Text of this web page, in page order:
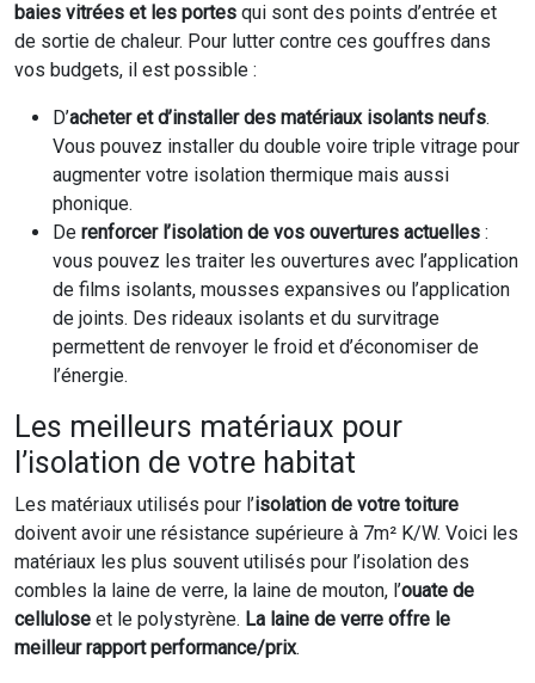
baies vitrées et les portes qui sont des points d’entrée et
de sortie de chaleur. Pour lutter contre ces gouffres dans
vos budgets, il est possible :
D’acheter et d’installer des matériaux isolants neufs.
Vous pouvez installer du double voire triple vitrage pour
augmenter votre isolation thermique mais aussi
phonique.
De renforcer l’isolation de vos ouvertures actuelles :
vous pouvez les traiter les ouvertures avec l’application
de films isolants, mousses expansives ou l’application
de joints. Des rideaux isolants et du survitrage
permettent de renvoyer le froid et d’économiser de
l’énergie.
Les meilleurs matériaux pour
l’isolation de votre habitat
Les matériaux utilisés pour l’isolation de votre toiture
doivent avoir une résistance supérieure à 7m² K/W. Voici les
matériaux les plus souvent utilisés pour l’isolation des
combles la laine de verre, la laine de mouton, l’ouate de
cellulose et le polystyrène. La laine de verre offre le
meilleur rapport performance/prix.